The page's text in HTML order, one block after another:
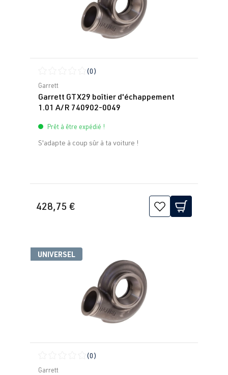
Note moyenne de 0 sur 5 étoiles
(0)
Garrett
Garrett GTX29 boîtier d'échappement
1.01 A/R 740902-0049
Prêt à être expédié !
S'adapte à coup sûr à ta voiture !
428,75 €
UNIVERSEL
Note moyenne de 0 sur 5 étoiles
(0)
Garrett